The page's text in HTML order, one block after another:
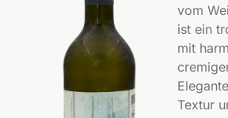
vom
ist ein
mit
Textur